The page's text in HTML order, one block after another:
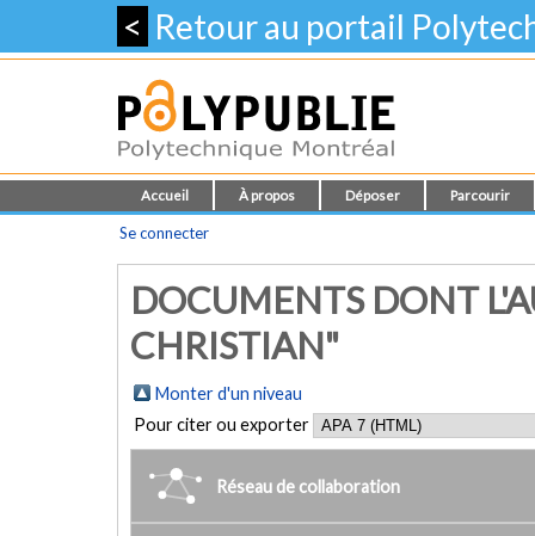
< Retour au portail
Accueil À propos Déposer Parcourir
Se connecter
DOCUMENTS DONT
CHRISTIAN"
Monter d'un niveau
Pour citer ou exporter
Réseau de collaboration